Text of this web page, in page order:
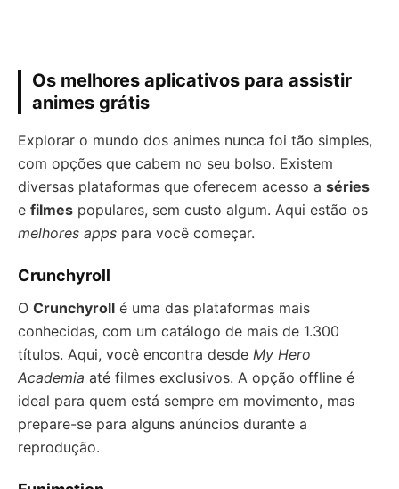
Os melhores aplicativos para assistir
animes grátis
Explorar o mundo dos animes nunca foi tão simples,
com opções que cabem no seu bolso. Existem
diversas plataformas que oferecem acesso a séries
e filmes populares, sem custo algum. Aqui estão os
melhores apps para você começar.
Crunchyroll
O Crunchyroll é uma das plataformas mais
conhecidas, com um catálogo de mais de 1.300
títulos. Aqui, você encontra desde My Hero
Academia até filmes exclusivos. A opção offline é
ideal para quem está sempre em movimento, mas
prepare-se para alguns anúncios durante a
reprodução.